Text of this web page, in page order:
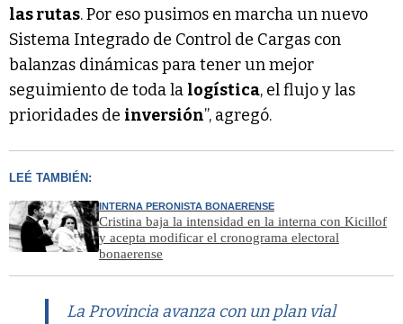
las rutas. Por eso pusimos en marcha un nuevo
Sistema Integrado de Control de Cargas con
balanzas dinámicas para tener un mejor
seguimiento de toda la logística, el flujo y las
prioridades de inversión”, agregó.
LEÉ TAMBIÉN:
INTERNA PERONISTA BONAERENSE
Cristina baja la intensidad en la interna con Kicillof
y acepta modificar el cronograma electoral
bonaerense
La Provincia avanza con un plan vial